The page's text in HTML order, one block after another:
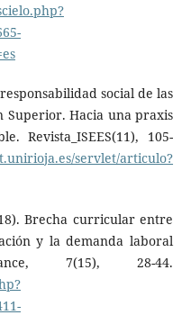
social de las
Superior. Hacia una praxis
Revista_ISEES(11), 105-
servlet/articulo?
Brecha curricular entre
y la demanda laboral
7(15), 28-44.